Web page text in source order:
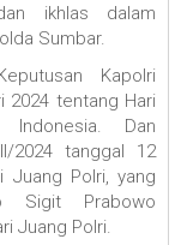
ikhlas dalam
Sumbar.
Kapolri
2024 tentang Hari
Indonesia. Dan
2024 tanggal 12
Juang Polri, yang
Sigit Prabowo
Juang Polri.